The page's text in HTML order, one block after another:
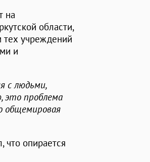
на
области,
тех учреждений
и
с людьми,
это проблема
общемировая
что опирается